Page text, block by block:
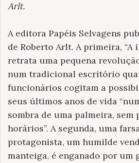
Arlt.
A editora Papéis Selvagens
de Roberto Arlt. A primeira, “A
retrata uma pequena
num tradicional escritório
funcionários cogitam a
seus últimos anos de vida
sombra de uma palmeira, sem
horários”. A segunda, uma
protagonista, um humilde
manteiga, é enganado por um